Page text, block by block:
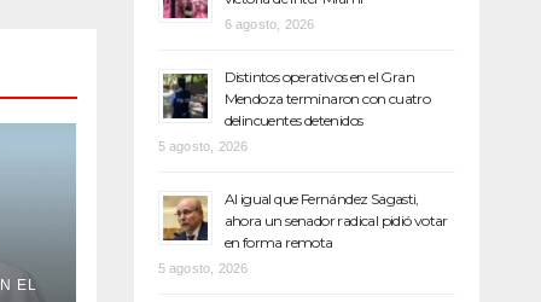
EL
6 agosto, 2026
Distintos operativos en el Gran
Mendoza terminaron con cuatro
delincuentes detenidos
5 agosto, 2026
Al igual que Fernández Sagasti,
ahora un senador radical pidió votar
en forma remota
5 agosto, 2026